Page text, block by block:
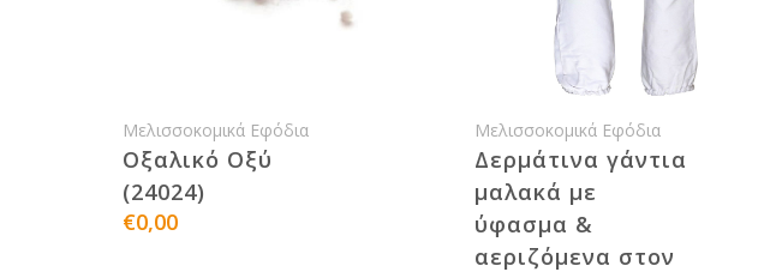
Μελισσοκομικά Εφόδια
Οξαλικό Οξύ
(24024)
€0,00
Μελισσοκομικά Εφόδια
Δερμάτινα γάντια
μαλακά με
ύφασμα &
αεριζόμενα στον